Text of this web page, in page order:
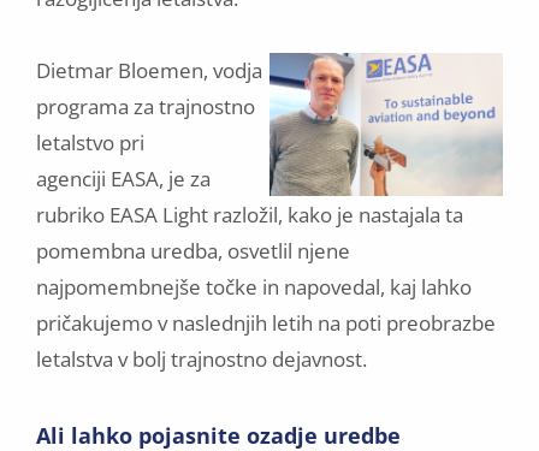
Dietmar Bloemen, vodja
programa za trajnostno
letalstvo pri
agenciji EASA, je za
rubriko EASA Light razložil, kako je nastajala ta
pomembna uredba, osvetlil njene
najpomembnejše točke in napovedal, kaj lahko
pričakujemo v naslednjih letih na poti preobrazbe
letalstva v bolj trajnostno dejavnost.
Ali lahko pojasnite ozadje uredbe